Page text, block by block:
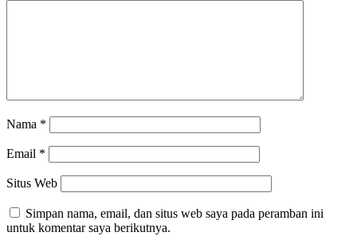
Nama *
Email *
Situs Web
Simpan nama, email, dan situs web saya pada peramban ini
untuk komentar saya berikutnya.